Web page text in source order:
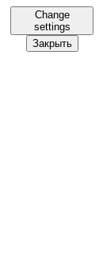
Change
settings
Закрыть